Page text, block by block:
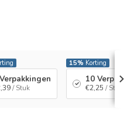
/ Stuk
15% Korting
10
€2,25 / Stuk